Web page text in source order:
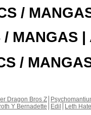
/
MANGAS |
/
Dragon Bros Z
Y Bernadette Edil
Leth Hate